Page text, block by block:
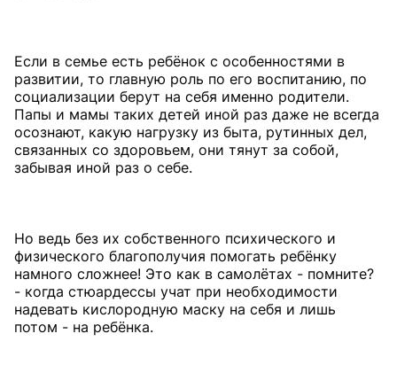
Если в семье есть ребёнок с особенностями в
развитии, то главную роль по его воспитанию, по
социализации берут на себя именно родители.
Папы и мамы таких детей иной раз даже не всегда
осознают, какую нагрузку из быта, рутинных дел,
связанных со здоровьем, они тянут за собой,
забывая иной раз о себе.
Но ведь без их собственного психического и
физического благополучия помогать ребёнку
намного сложнее! Это как в самолётах - помните?
- когда стюардессы учат при необходимости
надевать кислородную маску на себя и лишь
потом - на ребёнка.